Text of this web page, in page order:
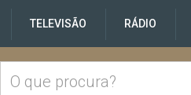
TELEVISÃO RÁDIO